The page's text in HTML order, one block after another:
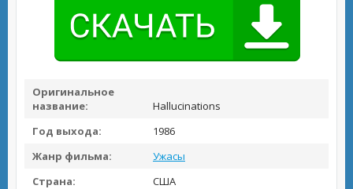
Оригинальное
название:
Hallucinations
Год выхода:
1986
Жанр фильма:
Ужасы
Страна:
США